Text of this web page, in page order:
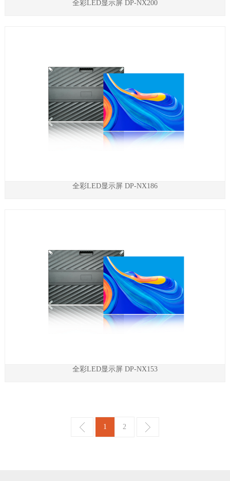
全彩LED显示屏 DP-NX200
全彩LED显示屏 DP-NX186
全彩LED显示屏 DP-NX153
1 2